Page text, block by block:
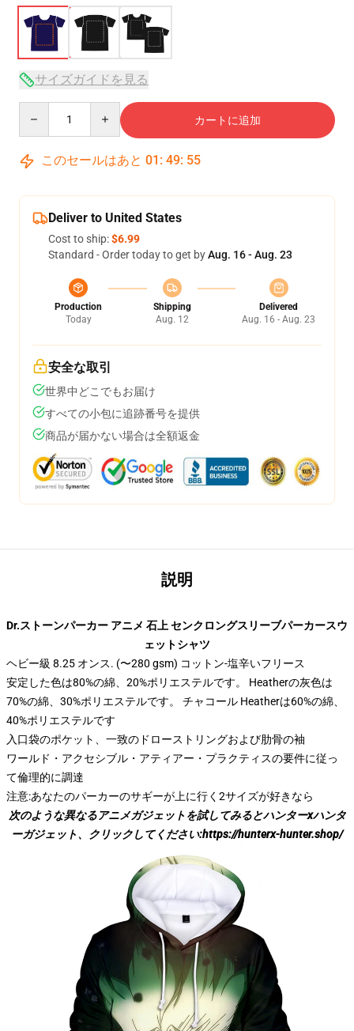
サイズガイドを見る
カートに追加
このセールはあと 01 : 49: 54
Deliver to United States
Cost to ship:$6.99
Standard - Order today to get byAug. 16 - Aug. 23
Production
Today
Shipping
Aug. 12
Delivered
Aug. 16 - Aug. 23
安全な取引
世界中どこでもお届け
すべての小包に追跡番号を提供
商品が届かない場合は全額返金
説明
modname=ckeditor ディレクティブ
Dr.ストーンパーカー アニメ 石上 センクロングスリーブパーカースウ
ェットシャツ
ヘビー級 8.25 オンス. (〜280 gsm) コットン-塩辛いフリース
安定した色は80%の綿、20%ポリエステルです。 Heatherの灰色は
70%の綿、30%ポリエステルです。 チャコール Heatherは60%の綿、
40%ポリエステルです
入口袋のポケット、一致のドローストリングおよび肋骨の袖
ワールド・アクセシブル・アティアー・プラクティスの要件に従っ
て倫理的に調達
注意:あなたのパーカーのサギーが上に行く2サイズが好きなら
次のような異なるアニメガジェットを試してみるとハンターxハンタ
ーガジェット、クリックしてください:https://hunterx-hunter.shop/